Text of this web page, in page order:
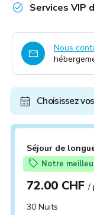
Services VIP
Nous
Choisissez
Séjour de
Notre
72.00 CHF/
30 Nuits